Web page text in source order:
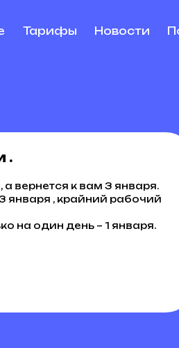
Тарифы Новости
.
вернется к вам 3 января.
января , крайний рабочий
на один день – 1 января.